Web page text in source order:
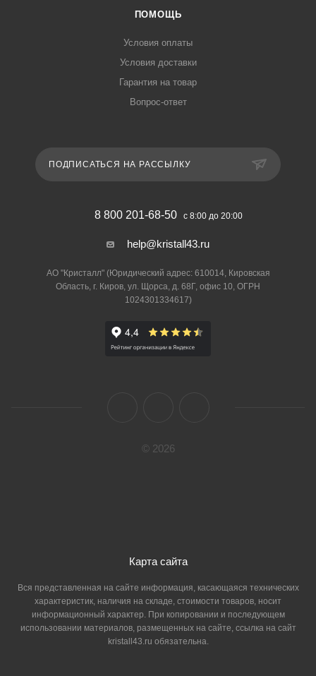
ПОМОЩЬ
Условия оплаты
Условия доставки
Гарантия на товар
Вопрос-ответ
ПОДПИСАТЬСЯ НА РАССЫЛКУ
8 800 201-68-50 с 8:00 до 20:00
help@kristall43.ru
АО "Кристалл" (Юридический адрес: 610014, Кировская
Область, г. Киров, ул. Щорса, д. 68Г, офис 10, ОГРН
1024301334617)
© 2026
Карта сайта
Вся представленная на сайте информация, касающаяся технических
характеристик, наличия на складе, стоимости товаров, носит
информационный характер. При копировании и последующем
использовании материалов, размещенных на сайте, ссылка на сайт
kristall43.ru обязательна.